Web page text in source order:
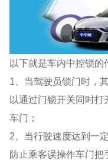
以下就是车内中控锁的
1、当驾驶员锁门时，
以通过门锁开关同时
车门；
2、当行驶速度达到一
防止乘客误操作车门把